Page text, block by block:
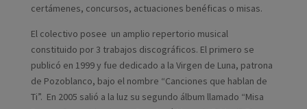
certámenes, concursos, actuaciones benéficas o misas.
El colectivo posee un amplio repertorio musical
constituido por 3 trabajos discográficos. El primero se
publicó en 1999 y fue dedicado a la Virgen de Luna, patrona
de Pozoblanco, bajo el nombre “Canciones que hablan de
Ti”. En 2005 salió a la luz su segundo álbum llamado “Misa